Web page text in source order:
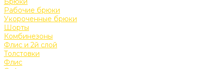
Рабочие брюки
Укороченные брюки
Шорты
Комбинезоны
Флис и 2й слой
Толстовки
Флис